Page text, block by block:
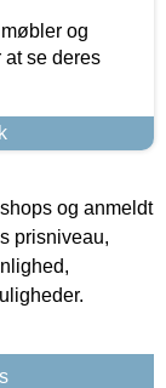
og
at se deres
og anmeldt
prisniveau,